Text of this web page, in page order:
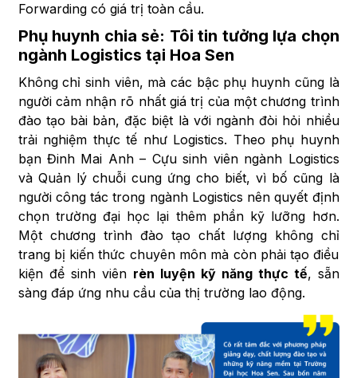
Forwarding có giá trị toàn cầu.
Phụ huynh chia sẻ: Tôi tin tưởng lựa chọn
ngành Logistics tại Hoa Sen
Không chỉ sinh viên, mà các bậc phụ huynh cũng là
người cảm nhận rõ nhất giá trị của một chương trình
đào tạo bài bản, đặc biệt là với ngành đòi hỏi nhiều
trải nghiệm thực tế như Logistics. Theo phụ huynh
bạn Đinh Mai Anh – Cựu sinh viên ngành Logistics
và Quản lý chuỗi cung ứng cho biết, vì bố cũng là
người công tác trong ngành Logistics nên quyết định
chọn trường đại học lại thêm phần kỹ lưỡng hơn.
Một chương trình đào tạo chất lượng không chỉ
trang bị kiến thức chuyên môn mà còn phải tạo điều
kiện để sinh viên rèn luyện kỹ năng thực tế, sẵn
sàng đáp ứng nhu cầu của thị trường lao động.